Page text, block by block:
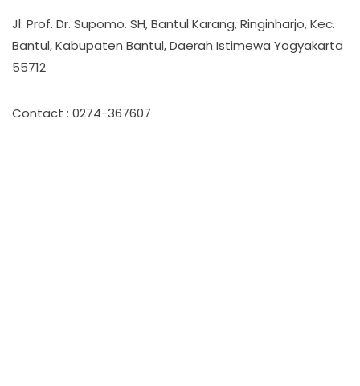
Jl. Prof. Dr. Supomo. SH, Bantul Karang, Ringinharjo, Kec.
Bantul, Kabupaten Bantul, Daerah Istimewa Yogyakarta
55712
Contact : 0274-367607